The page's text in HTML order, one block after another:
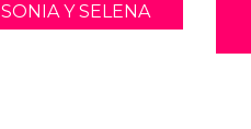
SONIA Y SELENA